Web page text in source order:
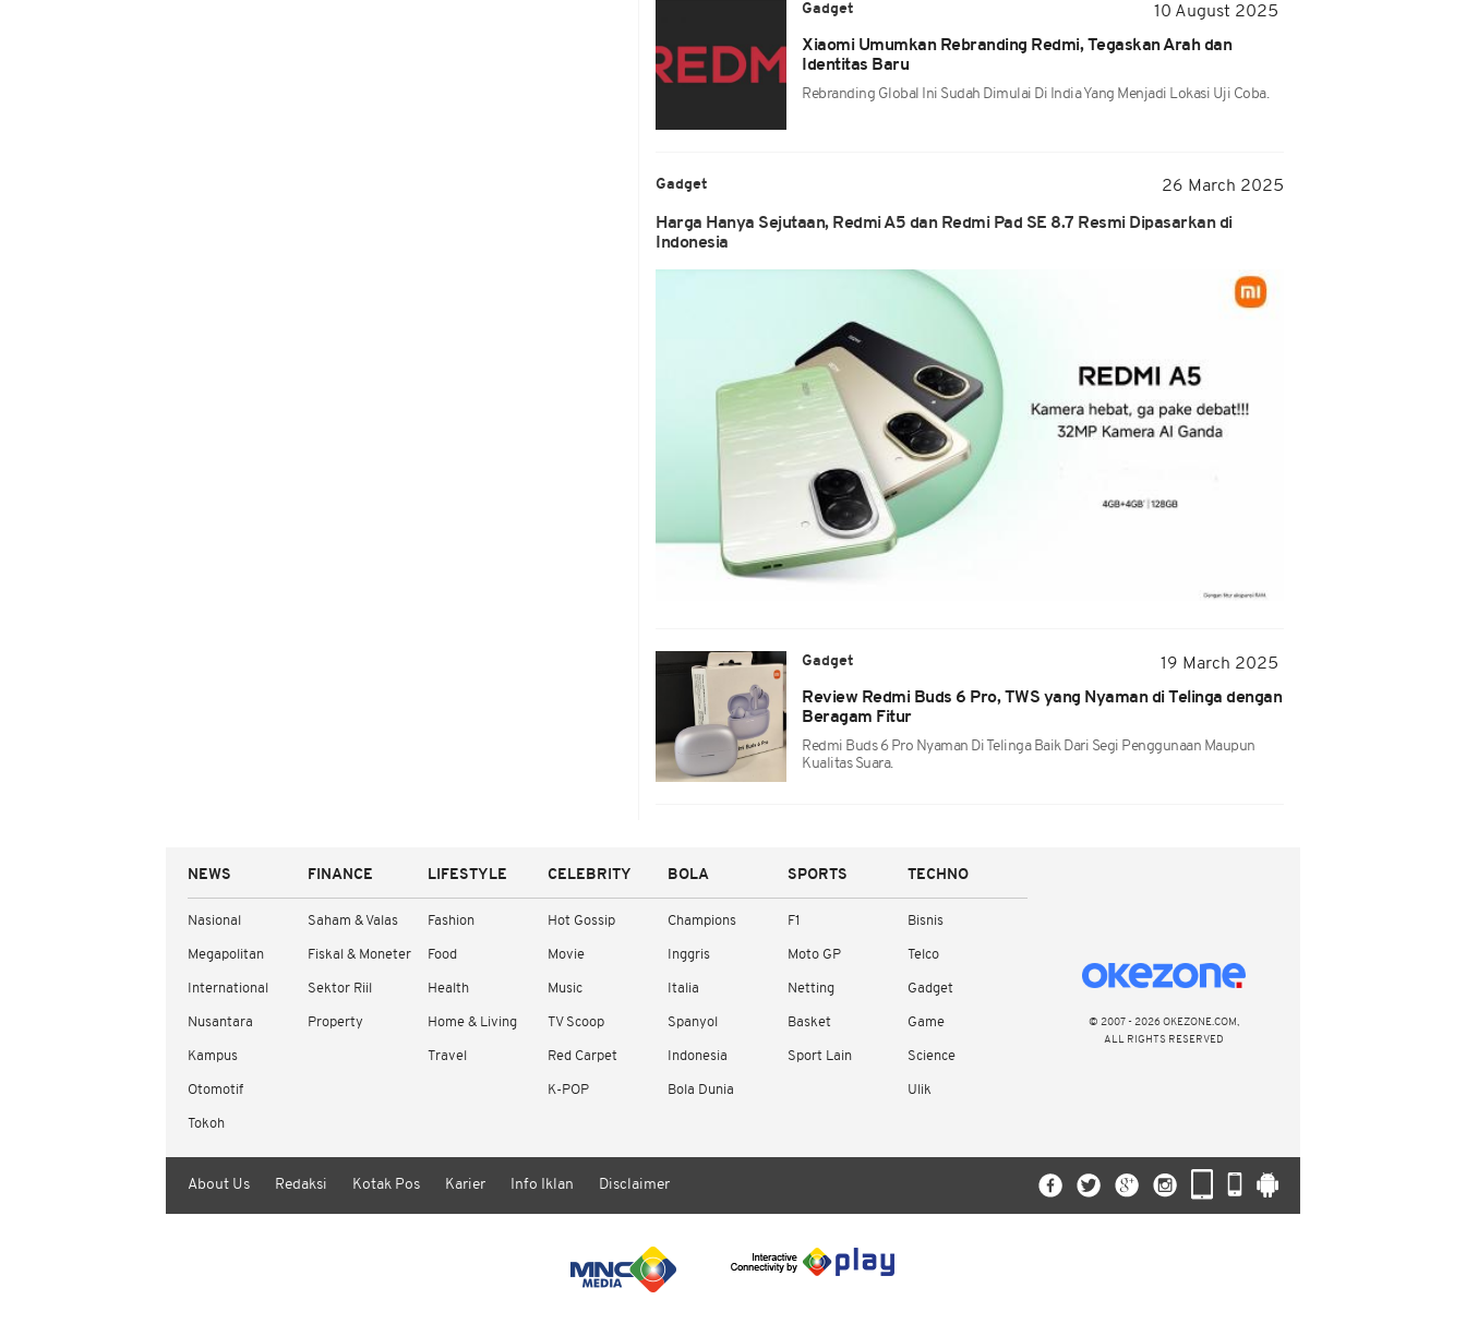
Gadget
10 August 2025
Xiaomi Umumkan Rebranding Redmi, Tegaskan Arah dan
Identitas Baru
Rebranding Global Ini Sudah Dimulai Di India Yang Menjadi Lokasi Uji Coba.
Gadget 26 March 2025
Harga Hanya Sejutaan, Redmi A5 dan Redmi Pad SE 8.7 Resmi Dipasarkan di
Indonesia
Gadget
19 March 2025
Review Redmi Buds 6 Pro, TWS yang Nyaman di Telinga dengan
Beragam Fitur
Redmi Buds 6 Pro Nyaman Di Telinga Baik Dari Segi Penggunaan Maupun
Kualitas Suara.
NEWS
Nasional
Megapolitan
International
Nusantara
Kampus
Otomotif
Tokoh
FINANCE
Saham & Valas
Fiskal & Moneter
Sektor Riil
Property
LIFESTYLE
Fashion
Food
Health
Home & Living
Travel
CELEBRITY
Hot Gossip
Movie
Music
TV Scoop
Red Carpet
K-POP
BOLA
Champions
Inggris
Italia
Spanyol
Indonesia
Bola Dunia
SPORTS
F1
Moto GP
Netting
Basket
Sport Lain
TECHNO
Bisnis
Telco
Gadget
Game
Science
Ulik
© 2007 - 2026 OKEZONE.COM,
ALL RIGHTS RESERVED
About Us Redaksi Kotak Pos Karier Info Iklan Disclaimer